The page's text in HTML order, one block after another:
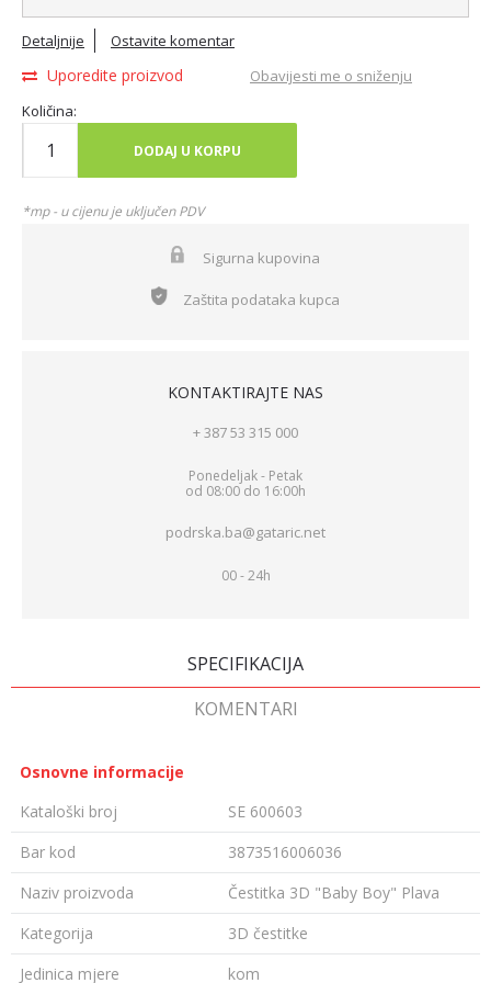
Detaljnije Ostavite komentar
Uporedite proizvod
Obavijesti me o sniženju
Količina:
DODAJ U KORPU
*mp - u cijenu je uključen PDV
Sigurna kupovina
Zaštita podataka kupca
KONTAKTIRAJTE NAS
+ 387 53 315 000
Ponedeljak - Petak
od 08:00 do 16:00h
podrska.ba@gataric.net
00 - 24h
SPECIFIKACIJA
KOMENTARI
Osnovne informacije
Kataloški broj
SE 600603
Bar kod
3873516006036
Naziv proizvoda
Čestitka 3D "Baby Boy" Plava
Kategorija
3D čestitke
Jedinica mjere
kom